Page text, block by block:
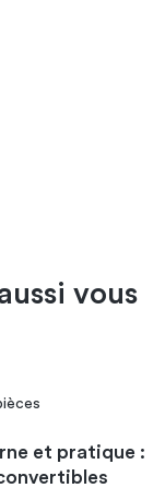
vous
et pratique :